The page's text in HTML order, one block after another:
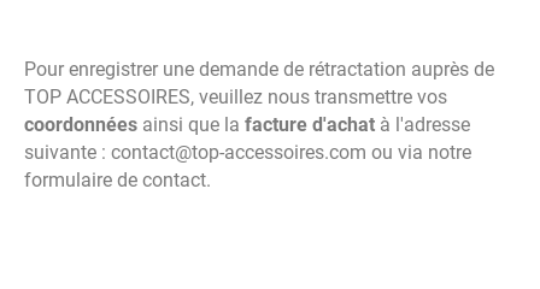
Pour enregistrer une demande de rétractation auprès de
TOP ACCESSOIRES, veuillez nous transmettre vos
coordonnées ainsi que la facture d'achat à l'adresse
suivante : contact@top-accessoires.com ou via notre
formulaire de contact.